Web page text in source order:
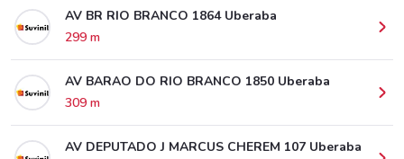
AV BR RIO BRANCO 1864 Uberaba
299 m
AV BARAO DO RIO BRANCO 1850 Uberaba
309 m
AV DEPUTADO J MARCUS CHEREM 107 Uberaba